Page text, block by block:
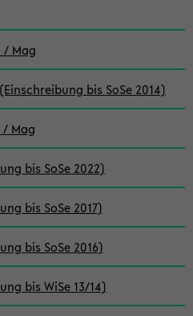
Mag
bis SoSe 2014)
Mag
bis SoSe 2022)
bis SoSe 2017)
bis SoSe 2016)
bis WiSe 13/14)